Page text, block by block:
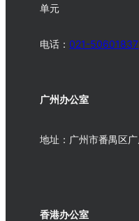
单元
电话：021-50601837
广州办公室
地址：广州市番禺区
香港办公室